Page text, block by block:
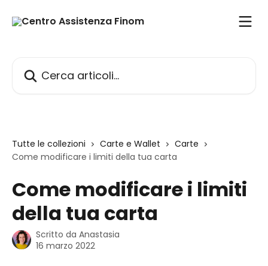
Tutte le collezioni Carte e Wallet
Carte
Come modificare i limiti della tua carta
Come modificare i limiti
della tua carta
Scritto da Anastasia
16 marzo 2022